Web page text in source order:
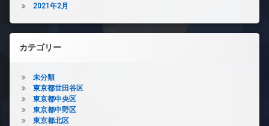
2021年2月
カテゴリー
未分類
東京都世田谷区
東京都中央区
東京都中野区
東京都北区